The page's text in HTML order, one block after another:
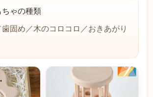
ちゃの種類
固め／木のコロコロ／おきあがり